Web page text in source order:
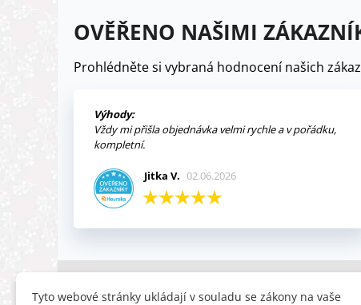
OVĚŘENO NAŠIMI
Prohlédněte si vybraná hodnocení našich
Výhody:
Vždy mi přišla objednávka velmi rychle a v pořádku,
kompletní.
Jitka V. 02.06.2026
INFORMACE HLEDÁTE
Tyto webové stránky ukládají v souladu se zákony na vaše